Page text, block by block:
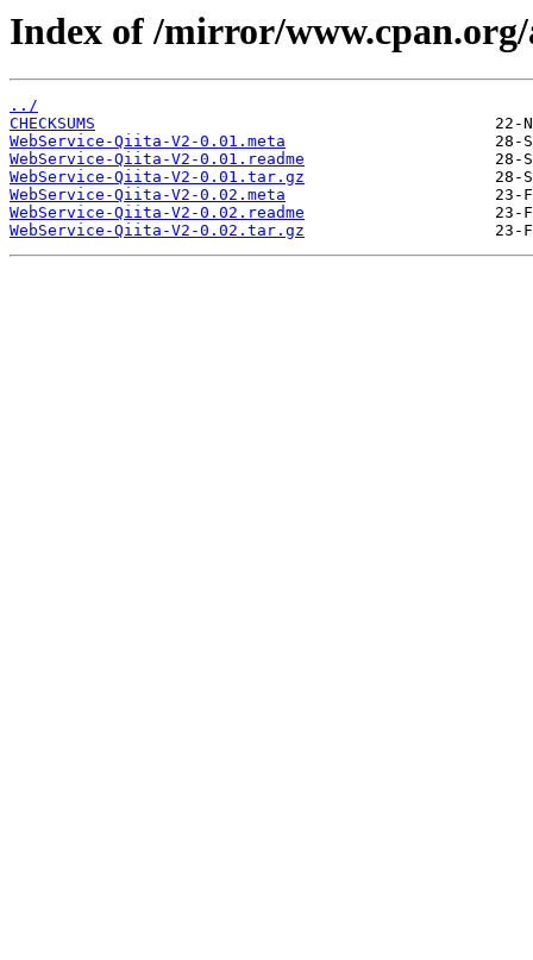
Index of /mirror/
../
CHECKSUMS
WebService-Qiita-V2-0.01.meta
WebService-Qiita-V2-0.01.readme
WebService-Qiita-V2-0.01.tar.gz
WebService-Qiita-V2-0.02.meta
WebService-Qiita-V2-0.02.readme
WebService-Qiita-V2-0.02.tar.gz